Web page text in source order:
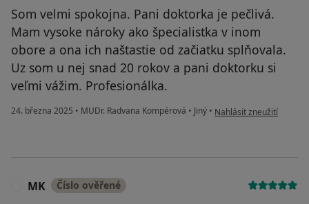
Som velmi spokojna. Pani doktorka je pečlivá.
Mam vysoke nároky ako špecialistka v inom
obore a ona ich naštastie od začiatku splňovala.
Uz som u nej snad 20 rokov a pani doktorku si
veľmi vážim. Profesionálka.
24. března 2025 • MUDr. Radvana Kompérová • Jiný • podle názoru uživatele
Nahlásit zneužití
MK Číslo ověřené